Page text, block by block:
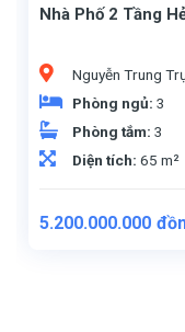
Nhà Phố 2 Tầng
Nguyễn Trung
Phòng ngủ: 3
Phòng tắm: 3
Diện tích: 65 m²
5.200.000.000